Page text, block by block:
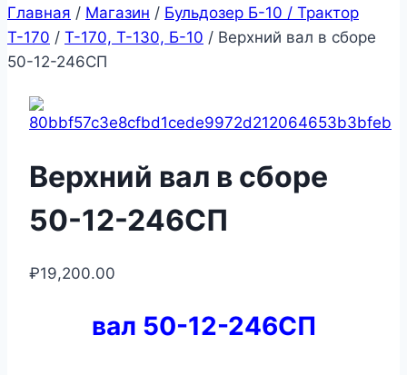
Главная / Магазин / Бульдозер Б-10 / Трактор
Т-170 / Т-170, Т-130, Б-10 / Верхний вал в сборе
50-12-246СП
Верхний вал в сборе
50-12-246СП
₽19,200.00
вал 50-12-246СП